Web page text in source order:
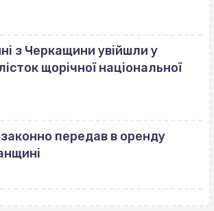
з Черкащини увійшли у
щорічної національної
передав в оренду